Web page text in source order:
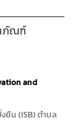
ภัณฑ์
and
ยืน (ISB) ตำบล